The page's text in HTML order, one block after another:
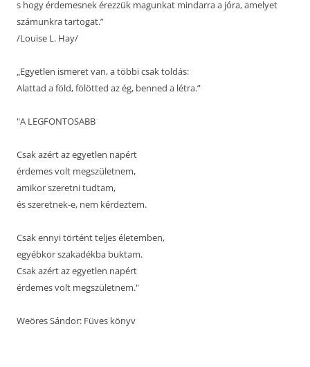
s hogy érdemesnek érezzük magunkat mindarra a jóra, amelyet
számunkra tartogat.”
/Louise L. Hay/
„Egyetlen ismeret van, a többi csak toldás:
Alattad a föld, fölötted az ég, benned a létra.”
"A LEGFONTOSABB
Csak azért az egyetlen napért
érdemes volt megszületnem,
amikor szeretni tudtam,
és szeretnek-e, nem kérdeztem.
Csak ennyi történt teljes életemben,
egyébkor szakadékba buktam.
Csak azért az egyetlen napért
érdemes volt megszületnem."
Weöres Sándor: Füves könyv